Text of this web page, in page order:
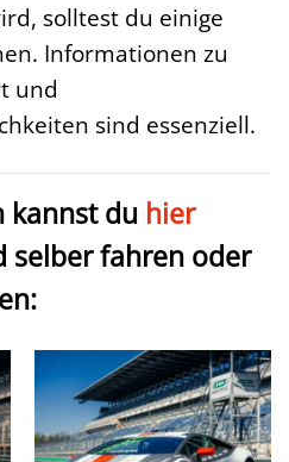
solltest du einige
Informationen zu
und
sind essenziell.
kannst du hier
selber fahren oder